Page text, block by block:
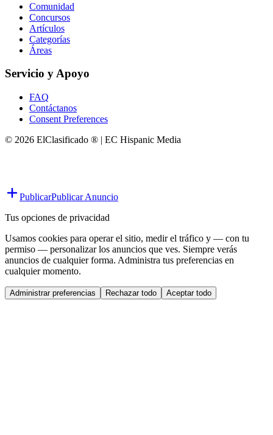
Comunidad
Concursos
Artículos
Categorías
Áreas
Servicio y Apoyo
FAQ
Contáctanos
Consent Preferences
© 2026 ElClasificado ® | EC Hispanic Media
PublicarPublicar Anuncio
Tus opciones de privacidad
Usamos cookies para operar el sitio, medir el tráfico y — con tu
permiso — personalizar los anuncios que ves. Siempre verás
anuncios de cualquier forma. Administra tus preferencias en
cualquier momento.
Administrar preferencias Rechazar todo Aceptar todo